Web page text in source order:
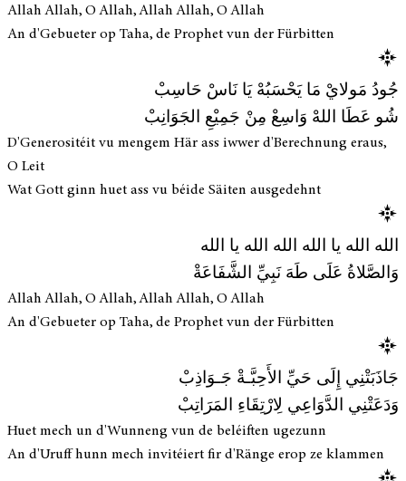
Allah Allah, O Allah, Allah Allah, O Allah
An d'Gebueter op Taha, de Prophet vun der Fürbitten
جُودُ مَولايْ مَا يَحْسَبُهْ يَا نَاسْ حَاسِبْ
شُو عَطَا اللهْ وَاسِعْ مِنْ جَمِيْعِ الجَوَانِبْ
D'Generositéit vu mengem Här ass iwwer d'Berechnung eraus,
O Leit
Wat Gott ginn huet ass vu béide Säiten ausgedehnt
الله الله يا الله الله الله يا الله
وَالصَّلاةُ عَلَى طَهَ نَبِيِّ الشَّفَاعَةْ
Allah Allah, O Allah, Allah Allah, O Allah
An d'Gebueter op Taha, de Prophet vun der Fürbitten
جَاذَبَتْنِي إِلَى حَيِّ الأَحِبَّـةْ جَـوَاذِبْ
وَدَعَتْنِي الدَّوَاعِي لِارْتِقَاءِ المَرَاتِبْ
Huet mech un d'Wunneng vun de beléiften ugezunn
An d'Uruff hunn mech invitéiert fir d'Ränge erop ze klammen